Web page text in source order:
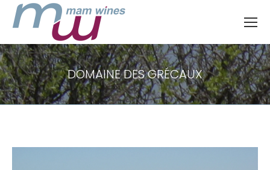
DOMAINE DES GRÉCAUX
Vous êtes ici :